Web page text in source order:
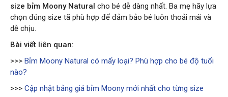
size bỉm Moony Natural cho bé dễ dàng nhất. Ba mẹ hãy lựa
chọn đúng size tã phù hợp để đảm bảo bé luôn thoải mái và
dễ chịu.
Bài viết liên quan:
>>> Bỉm Moony Natural có mấy loại? Phù hợp cho bé độ tuổi
nào?
>>> Cập nhật bảng giá bỉm Moony mới nhất cho từng size